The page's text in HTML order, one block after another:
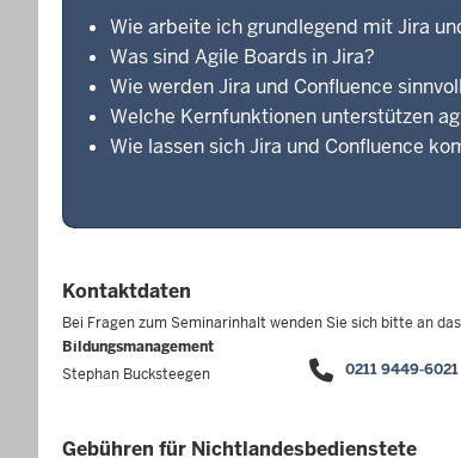
Wie arbeite ich grundlegend mit Jira
Was sind Agile Boards in Jira?
Wie werden Jira und Confluence
Welche Kernfunktionen unterstützen
Wie lassen sich Jira und Confluence
Kontaktdaten
Bei Fragen zum Seminarinhalt wenden Sie sich bitte an das
Bildungsmanagement
Stephan Bucksteegen
0211 9449-6021
Gebühren für Nichtlandesbedienstete